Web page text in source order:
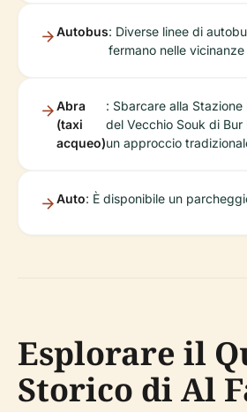
Autobus: Diverse linee di
fermano nelle vicinanze
Abra
(taxi
acqueo)
: Sbarcare alla Stazione
del Vecchio Souk di Bur
un approccio
Auto: È disponibile un
Esplorare il
Storico di Al